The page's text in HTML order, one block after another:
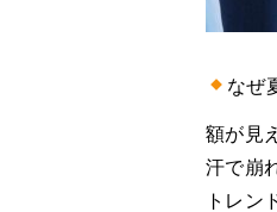
なぜ
額が見
汗で崩
トレン